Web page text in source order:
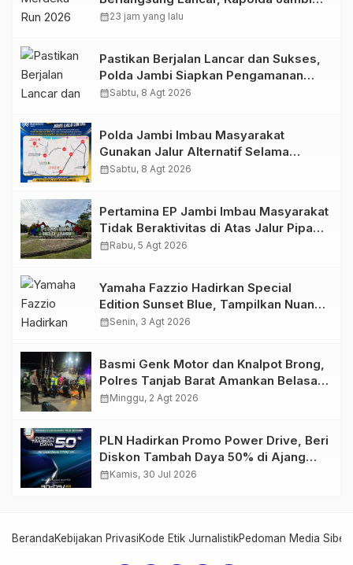
Ucapkan Terimakasih dan Apresiasi
calendar_month23 jam yang lalu
Pastikan Berjalan Lancar dan Sukses,
Polda Jambi Siapkan Pengamanan
Berlapis untuk 8.750 Pelari, 1.848
calendar_monthSabtu, 8 Agt 2026
Polda Jambi Imbau Masyarakat
Gunakan Jalur Alternatif Selama
Pelaksanaan Presisi Merdeka Run
calendar_monthSabtu, 8 Agt 2026
Pertamina EP Jambi Imbau Masyarakat
Tidak Beraktivitas di Atas Jalur Pipa
Migas Demi Keselamatan Bersama
calendar_monthRabu, 5 Agt 2026
Yamaha Fazzio Hadirkan Special
Edition Sunset Blue, Tampilkan Nuansa
Retro Summer yang Semakin Skena
calendar_monthSenin, 3 Agt 2026
Basmi Genk Motor dan Knalpot Brong,
Polres Tanjab Barat Amankan Belasan
Kendaraan
calendar_monthMinggu, 2 Agt 2026
PLN Hadirkan Promo Power Drive, Beri
Diskon Tambah Daya 50% di Ajang
GIIAS 2026
calendar_monthKamis, 30 Jul 2026
BerandaKebijakan PrivasiKode Etik JurnalistikPedoman Media Siber